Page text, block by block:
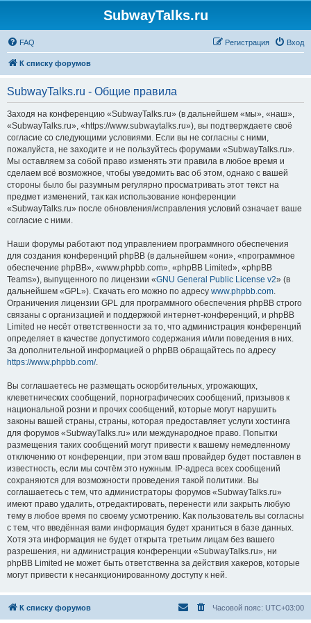
SubwayTalks.ru
FAQ Вход
Регистрация
К списку форумов
SubwayTalks.ru - Общие правила
Заходя на конференцию «SubwayTalks.ru» (в дальнейшем «мы», «наш»,
«SubwayTalks.ru», «https://www.subwaytalks.ru»), вы подтверждаете своё
согласие со следующими условиями. Если вы не согласны с ними,
пожалуйста, не заходите и не пользуйтесь форумами «SubwayTalks.ru».
Мы оставляем за собой право изменять эти правила в любое время и
сделаем всё возможное, чтобы уведомить вас об этом, однако с вашей
стороны было бы разумным регулярно просматривать этот текст на
предмет изменений, так как использование конференции
«SubwayTalks.ru» после обновления/исправления условий означает ваше
согласие с ними.
Наши форумы работают под управлением программного обеспечения
для создания конференций phpBB (в дальнейшем «они», «программное
обеспечение phpBB», «www.phpbb.com», «phpBB Limited», «phpBB
Teams»), выпущенного по лицензии «GNU General Public License v2» (в
дальнейшем «GPL»). Скачать его можно по адресу www.phpbb.com.
Ограничения лицензии GPL для программного обеспечения phpBB строго
связаны с организацией и поддержкой интернет-конференций, и phpBB
Limited не несёт ответственности за то, что администрация конференций
определяет в качестве допустимого содержания и/или поведения в них.
За дополнительной информацией о phpBB обращайтесь по адресу
https://www.phpbb.com/.
Вы соглашаетесь не размещать оскорбительных, угрожающих,
клеветнических сообщений, порнографических сообщений, призывов к
национальной розни и прочих сообщений, которые могут нарушить
законы вашей страны, страны, которая предоставляет услуги хостинга
для форумов «SubwayTalks.ru» или международное право. Попытки
размещения таких сообщений могут привести к вашему немедленному
отключению от конференции, при этом ваш провайдер будет поставлен в
известность, если мы сочтём это нужным. IP-адреса всех сообщений
сохраняются для возможности проведения такой политики. Вы
соглашаетесь с тем, что администраторы форумов «SubwayTalks.ru»
имеют право удалить, отредактировать, перенести или закрыть любую
тему в любое время по своему усмотрению. Как пользователь вы согласны
с тем, что введённая вами информация будет храниться в базе данных.
Хотя эта информация не будет открыта третьим лицам без вашего
разрешения, ни администрация конференции «SubwayTalks.ru», ни
phpBB Limited не может быть ответственна за действия хакеров, которые
могут привести к несанкционированному доступу к ней.
К списку форумов Часовой пояс: UTC+03:00